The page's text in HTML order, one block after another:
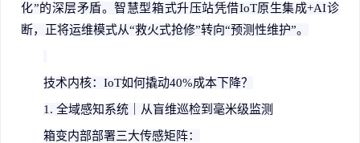
化”的深层矛盾。智慧型箱式升压站凭借IoT原生集成+AI诊
断，正将运维模式从“救火式抢修”转向“预测性维护”。
技术内核： IoT如何撬动40%成本下降？
1. 全域感知系统｜从盲维巡检到毫米级监测
箱变内部部署三大传感矩阵：